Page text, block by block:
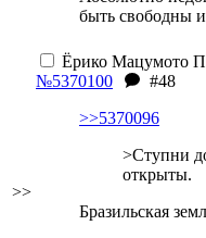
быть свободны
>>
Ёрико Мацумото
№5370100
#48
>>5370096
>Ступни
открыты.
Бразильская